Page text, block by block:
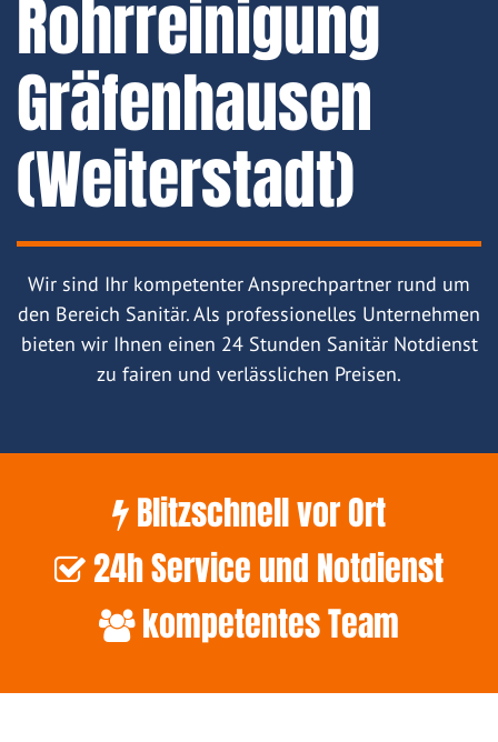
Rohrreinigung
Gräfenhausen
(Weiterstadt)
Wir sind Ihr kompetenter Ansprechpartner rund um
den Bereich Sanitär. Als professionelles Unternehmen
bieten wir Ihnen einen 24 Stunden Sanitär Notdienst
zu fairen und verlässlichen Preisen.
Blitzschnell vor Ort
24h Service und Notdienst
kompetentes Team